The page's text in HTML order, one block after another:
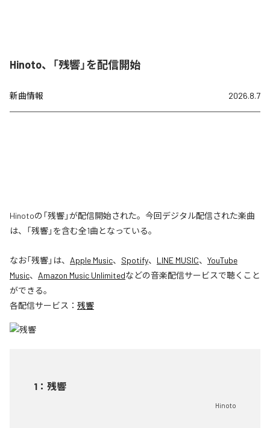
Hinoto、「残響」を配信開始
新曲情報 2026.8.7
Hinotoの「残響」が配信開始された。今回デジタル配信された楽曲
は、「残響」を含む全1曲となっている。
なお「残響」は、 Apple Music、 Spotify、 LINE MUSIC、 YouTube
Music、 Amazon Music Unlimitedなどの音楽配信サービスで聴くこと
ができる。
各配信サービス： 残響
1 ： 残響
Hinoto